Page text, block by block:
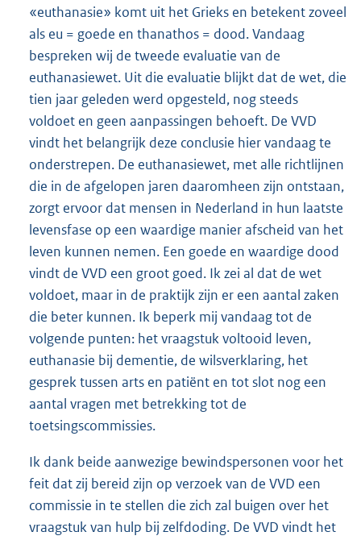
«euthanasie» komt uit het Grieks en betekent zoveel
als eu = goede en thanathos = dood. Vandaag
bespreken wij de tweede evaluatie van de
euthanasiewet. Uit die evaluatie blijkt dat de wet, die
tien jaar geleden werd opgesteld, nog steeds
voldoet en geen aanpassingen behoeft. De VVD
vindt het belangrijk deze conclusie hier vandaag te
onderstrepen. De euthanasiewet, met alle richtlijnen
die in de afgelopen jaren daaromheen zijn ontstaan,
zorgt ervoor dat mensen in Nederland in hun laatste
levensfase op een waardige manier afscheid van het
leven kunnen nemen. Een goede en waardige dood
vindt de VVD een groot goed. Ik zei al dat de wet
voldoet, maar in de praktijk zijn er een aantal zaken
die beter kunnen. Ik beperk mij vandaag tot de
volgende punten: het vraagstuk voltooid leven,
euthanasie bij dementie, de wilsverklaring, het
gesprek tussen arts en patiënt en tot slot nog een
aantal vragen met betrekking tot de
toetsingscommissies.
Ik dank beide aanwezige bewindspersonen voor het
feit dat zij bereid zijn op verzoek van de VVD een
commissie in te stellen die zich zal buigen over het
vraagstuk van hulp bij zelfdoding. De VVD vindt het